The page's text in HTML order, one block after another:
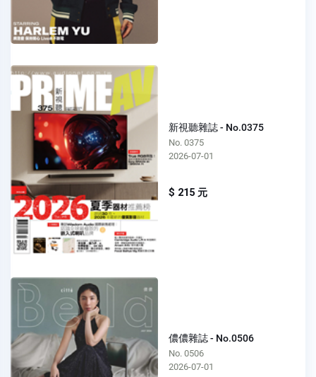
新視聽雜誌 - No.0375
No. 0375
2026-07-01
$ 215 元
儂儂雜誌 - No.0506
No. 0506
2026-07-01